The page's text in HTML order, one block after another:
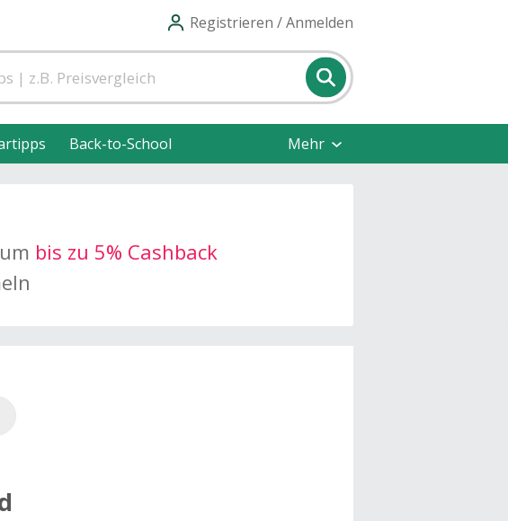
Registrieren / Anmelden
Back-to-School Mehr
bis zu 5% Cashback